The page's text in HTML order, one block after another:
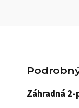
Záhradná